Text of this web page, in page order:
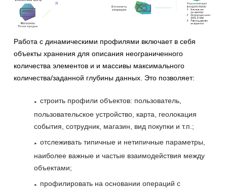
Работа с динамическими профилями включает в себя
объекты хранения для описания неограниченного
количества элементов и и массивы максимального
количества/заданной глубины данных. Это позволяет:
строить профили объектов: пользователь,
пользовательское устройство, карта, геолокация
события, сотрудник, магазин, вид покупки и т.п.;
отслеживать типичные и нетипичные параметры,
наиболее важные и частые взаимодействия между
объектами;
профилировать на основании операций с